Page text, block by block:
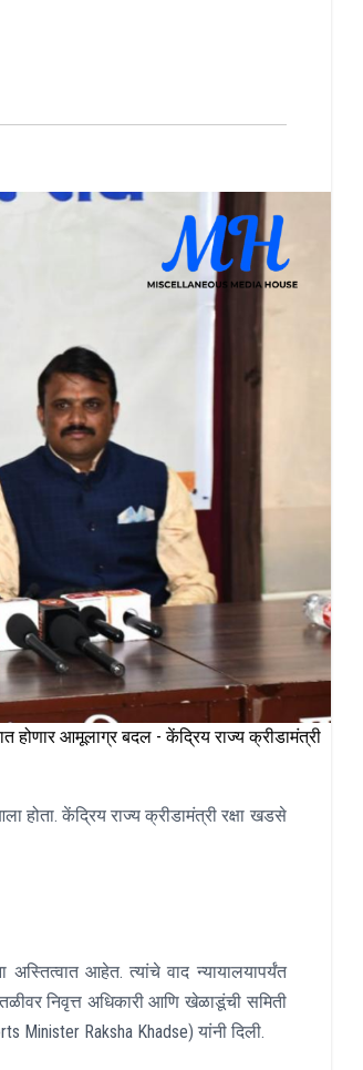
होणार आमूलाग्र बदल - केंद्रिय राज्य क्रीडामंत्री
होता. केंद्रिय राज्य क्रीडामंत्री रक्षा खडसे
अस्‍तित्‍वात आहेत.त्‍यांचे वाद न्यायालयापर्यंत
निवृत्त अधिकारी आणि खेळाडूंची समिती
Minister Raksha Khadse) यांनी दिली.